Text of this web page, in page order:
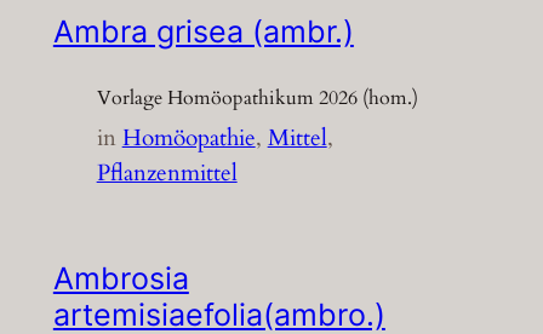
Ambra grisea (ambr.)
Vorlage Homöopathikum 2026 (hom.)
inHomöopathie, Mittel
Pflanzenmittel
Ambrosia
artemisiaefolia(ambro.)